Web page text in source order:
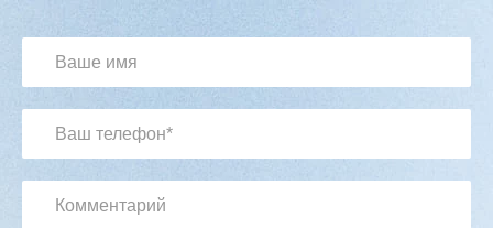
2 901 639 ₽
Артикул: 2497
Станок проходного типа